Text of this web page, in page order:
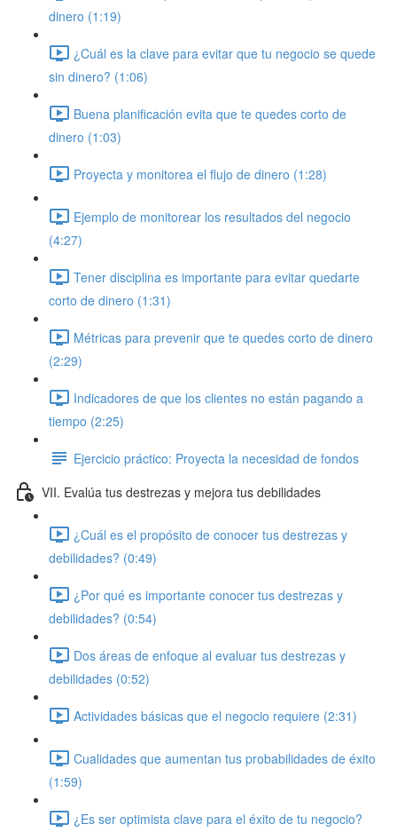
dinero (1:19)
¿Cuál es la clave para evitar que tu negocio se quede
sin dinero? (1:06)
Buena planificación evita que te quedes corto de
dinero (1:03)
Proyecta y monitorea el flujo de dinero (1:28)
Ejemplo de monitorear los resultados del negocio
(4:27)
Tener disciplina es importante para evitar quedarte
corto de dinero (1:31)
Métricas para prevenir que te quedes corto de dinero
(2:29)
Indicadores de que los clientes no están pagando a
tiempo (2:25)
Ejercicio práctico: Proyecta la necesidad de fondos
VII. Evalúa tus destrezas y mejora tus debilidades
¿Cuál es el propósito de conocer tus destrezas y
debilidades? (0:49)
¿Por qué es importante conocer tus destrezas y
debilidades? (0:54)
Dos áreas de enfoque al evaluar tus destrezas y
debilidades (0:52)
Actividades básicas que el negocio requiere (2:31)
Cualidades que aumentan tus probabilidades de éxito
(1:59)
¿Es ser optimista clave para el éxito de tu negocio?